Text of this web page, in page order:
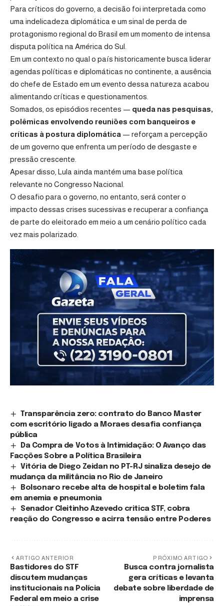
Para críticos do governo, a decisão foi interpretada como
uma indelicadeza diplomática e um sinal de perda de
protagonismo regional do Brasil em um momento de intensa
disputa política na América do Sul.
Em um contexto no qual o país historicamente busca liderar
agendas políticas e diplomáticas no continente, a ausência
do chefe de Estado em um evento dessa natureza acabou
alimentando críticas e questionamentos.
Somados, os episódios recentes — queda nas pesquisas,
polêmicas envolvendo reuniões com banqueiros e
críticas à postura diplomática — reforçam a percepção
de um governo que enfrenta um período de desgaste e
pressão crescente.
Apesar disso, Lula ainda mantém uma base política
relevante no Congresso Nacional.
O desafio para o governo, no entanto, será conter o
impacto dessas crises sucessivas e recuperar a confiança
de parte do eleitorado em meio a um cenário político cada
vez mais polarizado.
Transparência zero: contrato do Banco Master
com escritório ligado a Moraes desafia confiança
pública
Da Compra de Votos à Intimidação: O Avanço das
Facções Sobre a Política Brasileira
Vitória de Diego Zeidan no PT-RJ sinaliza desejo de
mudança da militância no Rio de Janeiro
Bolsonaro recebe alta de hospital e boletim fala
em anemia e pneumonia
Senador Cleitinho Azevedo critica STF, cobra
reação do Congresso e acirra tensão entre Poderes
ARTIGO ANTERIOR
Bastidores do STF
discutem mudanças
institucionais na Polícia
Federal em meio a crise
PRÓXIMO ARTIGO
Busca contra jornalista
gera críticas e levanta
debate sobre liberdade de
imprensa